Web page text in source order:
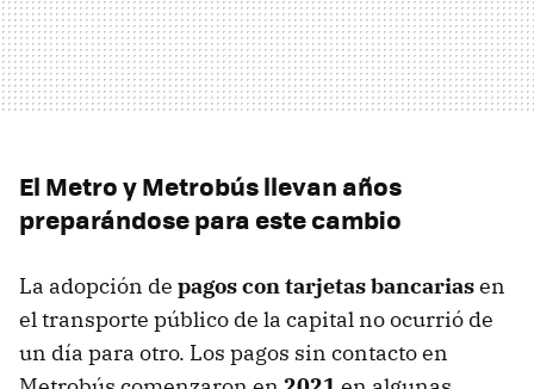
El Metro y Metrobús llevan años
preparándose para este cambio
La adopción de pagos con tarjetas bancariasen
el transporte público de la capital no ocurrió de
un día para otro. Los pagos sin contacto en